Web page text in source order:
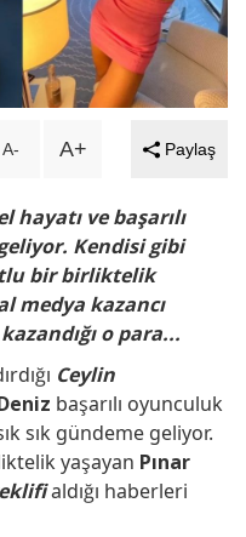
eşi
isim...!
A- A+ Paylaş
hayatı ve başarılı
Kendisi gibi
bir birliktelik
medya kazancı
o para...
Ceylin
başarılı oyunculuk
sık gündeme geliyor.
yaşayan Pınar
aldığı haberleri